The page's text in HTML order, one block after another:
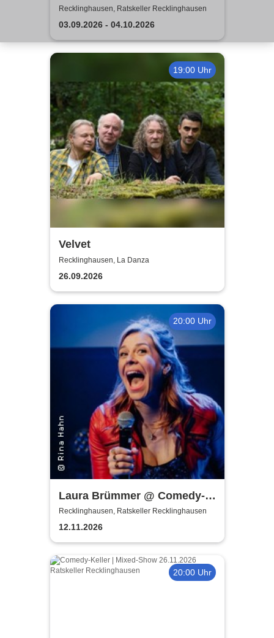
jünger in Erinnerung
Recklinghausen, Ratskeller Recklinghausen
03.09.2026 - 04.10.2026
19:00 Uhr
Velvet
Recklinghausen, La Danza
26.09.2026
20:00 Uhr
Laura Brümmer @ Comedy-
Keller | Hochgestapelt
Recklinghausen, Ratskeller Recklinghausen
12.11.2026
20:00 Uhr